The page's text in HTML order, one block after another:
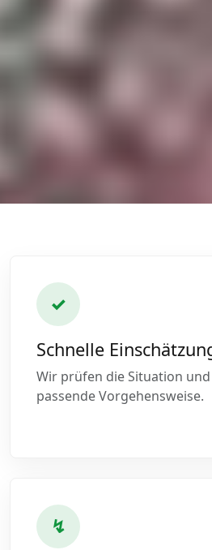
✓
Schnelle
Wir prüfen die Situation
passende Vorgehensweise.
↯